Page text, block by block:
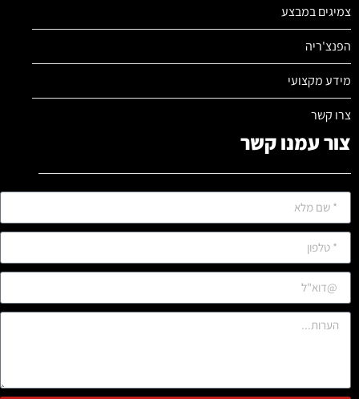
צמיגים במבצע
הפנצ'ריה
מידע מקצועי
צרו קשר
צור עמנו קשר